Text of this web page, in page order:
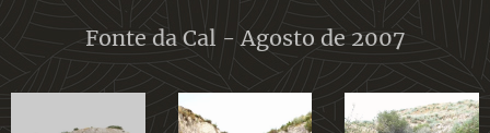
Fonte da Cal - Agosto de 2007